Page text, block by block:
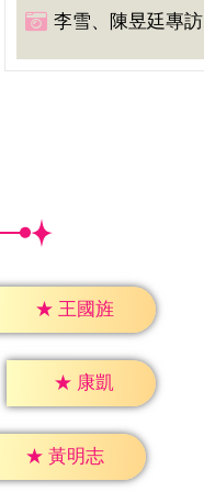
李雪、陳昱廷專訪
★ 王國旌
★ 康凱
★ 黃明志